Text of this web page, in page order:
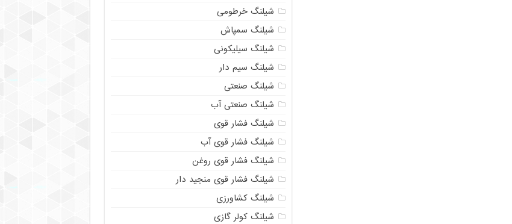
شیلنگ خرطومی
شیلنگ سمپاش
شیلنگ سیلیکونی
شیلنگ سیم دار
شیلنگ صنعتی
شیلنگ صنعتی آب
شیلنگ فشار قوی
شیلنگ فشار قوی آب
شیلنگ فشار قوی روغن
شیلنگ فشار قوی منجید دار
شیلنگ کشاورزی
شیلنگ کولر گازی